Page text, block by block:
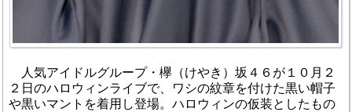
人気アイドルグループ・欅（けやき）坂４６が１０月２
２日のハロウィンライブで、ワシの紋章を付けた黒い帽子
や黒いマントを着用し登場。ハロウィンの仮装としたもの